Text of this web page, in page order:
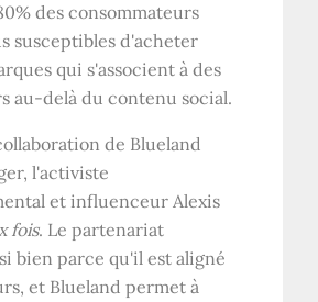
des consommateurs
susceptibles d'acheter
qui s'associent à des
au-delà du contenu social.
de Blueland
l'activiste
et influenceur Alexis
fois. Le partenariat
bien parce qu'il est aligné
et Blueland permet à